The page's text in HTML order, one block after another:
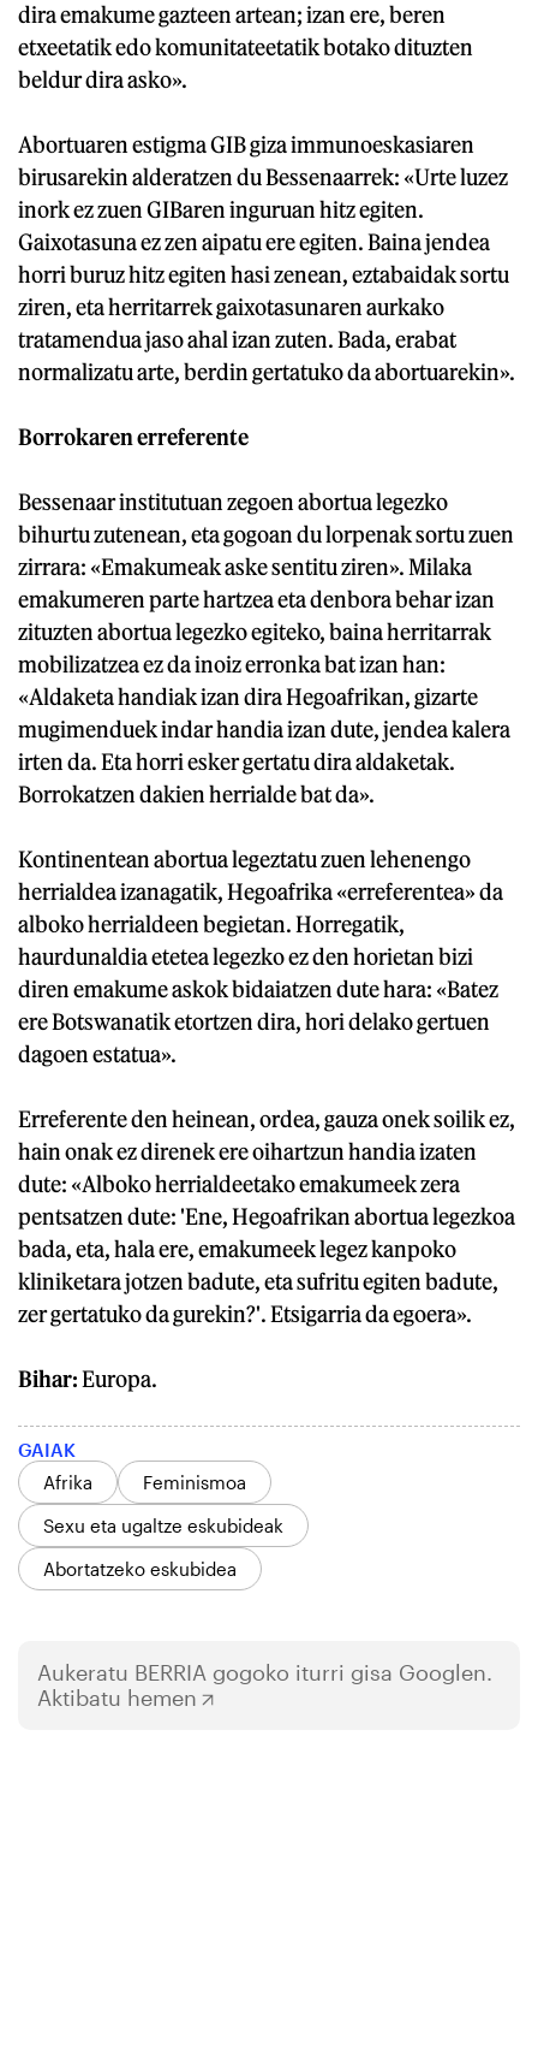
dira emakume gazteen artean; izan ere, beren
etxeetatik edo komunitateetatik botako dituzten
beldur dira asko».
Abortuaren estigma GIB giza immunoeskasiaren
birusarekin alderatzen du Bessenaarrek: «Urte luzez
inork ez zuen GIBaren inguruan hitz egiten.
Gaixotasuna ez zen aipatu ere egiten. Baina jendea
horri buruz hitz egiten hasi zenean, eztabaidak sortu
ziren, eta herritarrek gaixotasunaren aurkako
tratamendua jaso ahal izan zuten. Bada, erabat
normalizatu arte, berdin gertatuko da abortuarekin».
Borrokaren erreferente
Bessenaar institutuan zegoen abortua legezko
bihurtu zutenean, eta gogoan du lorpenak sortu zuen
zirrara: «Emakumeak aske sentitu ziren». Milaka
emakumeren parte hartzea eta denbora behar izan
zituzten abortua legezko egiteko, baina herritarrak
mobilizatzea ez da inoiz erronka bat izan han:
«Aldaketa handiak izan dira Hegoafrikan, gizarte
mugimenduek indar handia izan dute, jendea kalera
irten da. Eta horri esker gertatu dira aldaketak.
Borrokatzen dakien herrialde bat da».
Kontinentean abortua legeztatu zuen lehenengo
herrialdea izanagatik, Hegoafrika «erreferentea» da
alboko herrialdeen begietan. Horregatik,
haurdunaldia etetea legezko ez den horietan bizi
diren emakume askok bidaiatzen dute hara: «Batez
ere Botswanatik etortzen dira, hori delako gertuen
dagoen estatua».
Erreferente den heinean, ordea, gauza onek soilik ez,
hain onak ez direnek ere oihartzun handia izaten
dute: «Alboko herrialdeetako emakumeek zera
pentsatzen dute: 'Ene, Hegoafrikan abortua legezkoa
bada, eta, hala ere, emakumeek legez kanpoko
kliniketara jotzen badute, eta sufritu egiten badute,
zer gertatuko da gurekin?'. Etsigarria da egoera».
Bihar:Europa.
GAIAK
Afrika
Feminismoa
Sexu eta ugaltze eskubideak
Abortatzeko eskubidea
Aukeratu BERRIA gogoko iturri gisa Googlen.
Aktibatu hemen